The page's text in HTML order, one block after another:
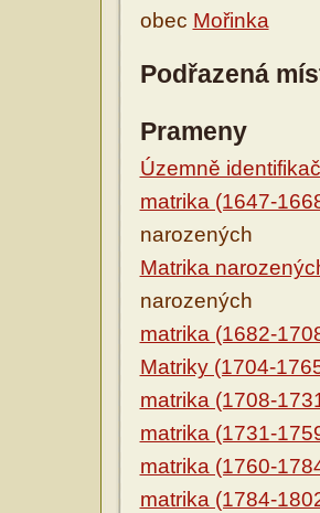
obec Mořinka
Podřazená
Prameny
Územně
matrika (1647-
narozených
Matrika
narozených
matrika (1682-
Matriky (1704-
matrika (1708-
matrika (1731-
matrika (1760-
matrika (1784-